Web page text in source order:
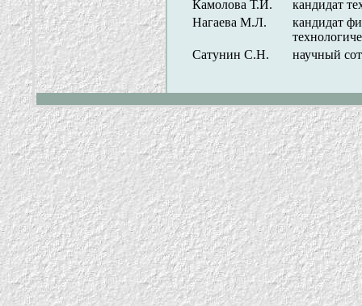
Камолова Т.И.
кандидат
Нагаева М.Л.
кандидат
Сатунин С.Н.
научный